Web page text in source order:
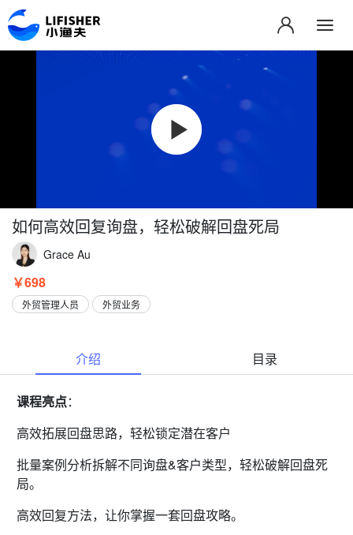
如何高效回复询盘，轻松破解回盘死局
Grace Au
￥698
外贸管理人员 外贸业务
介绍 目录
课程亮点：
高效拓展回盘思路，轻松锁定潜在客户
批量案例分析拆解不同询盘&客户类型，轻松破解回盘死
局。
高效回复方法，让你掌握一套回盘攻略。